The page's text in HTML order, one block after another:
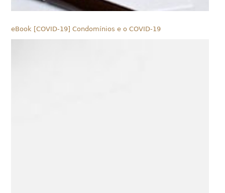
eBook [COVID-19] Condomínios e o COVID-19